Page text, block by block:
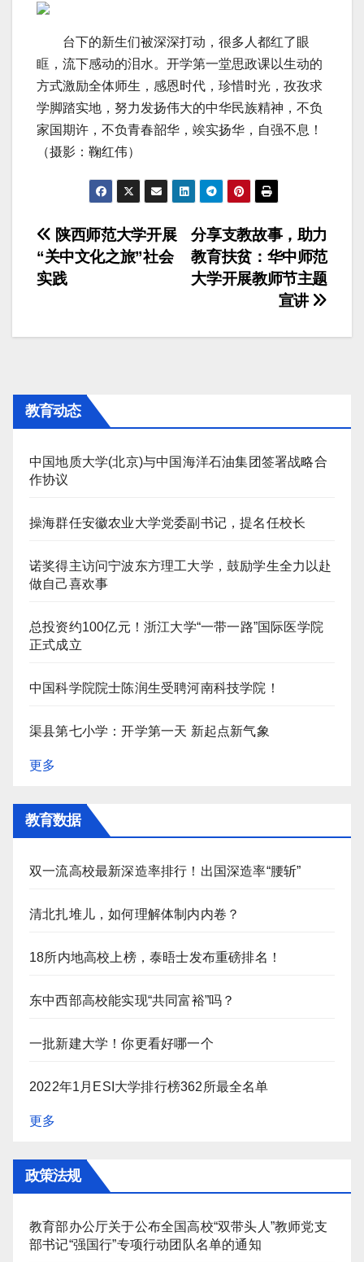
台下的新生们被深深打动，很多人都红了眼
眶，流下感动的泪水。开学第一堂思政课以生动的
方式激励全体师生，感恩时代，珍惜时光，孜孜求
学脚踏实地，努力发扬伟大的中华民族精神，不负
家国期许，不负青春韶华，竢实扬华，自强不息！
（摄影：鞠红伟）
文
章
航
分享支教故事，助力
教育扶贫：华中师范
大学开展教师节主题
宣讲
陕西师范大学开展
“关中文化之旅”社会
实践
教育动态
中国地质大学(北京)与中国海洋石油集团签署战略合
作协议
操海群任安徽农业大学党委副书记，提名任校长
诺奖得主访问宁波东方理工大学，鼓励学生全力以赴
做自己喜欢事
总投资约100亿元！浙江大学“一带一路”国际医学院
正式成立
中国科学院院士陈润生受聘河南科技学院！
渠县第七小学：开学第一天 新起点新气象
更多
教育数据
双一流高校最新深造率排行！出国深造率“腰斩”
清北扎堆儿，如何理解体制内内卷？
18所内地高校上榜，泰晤士发布重磅排名！
东中西部高校能实现“共同富裕”吗？
一批新建大学！你更看好哪一个
2022年1月ESI大学排行榜362所最全名单
更多
政策法规
教育部办公厅关于公布全国高校“双带头人”教师党支
部书记“强国行”专项行动团队名单的通知